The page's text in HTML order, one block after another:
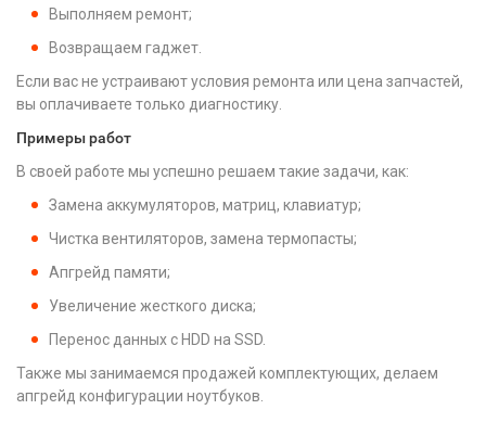
Выполняем ремонт;
Возвращаем гаджет.
Если вас не устраивают условия ремонта или цена запчастей,
вы оплачиваете только диагностику.
Примеры работ
В своей работе мы успешно решаем такие задачи, как:
Замена аккумуляторов, матриц, клавиатур;
Чистка вентиляторов, замена термопасты;
Апгрейд памяти;
Увеличение жесткого диска;
Перенос данных с HDD на SSD.
Также мы занимаемся продажей комплектующих, делаем
апгрейд конфигурации ноутбуков.